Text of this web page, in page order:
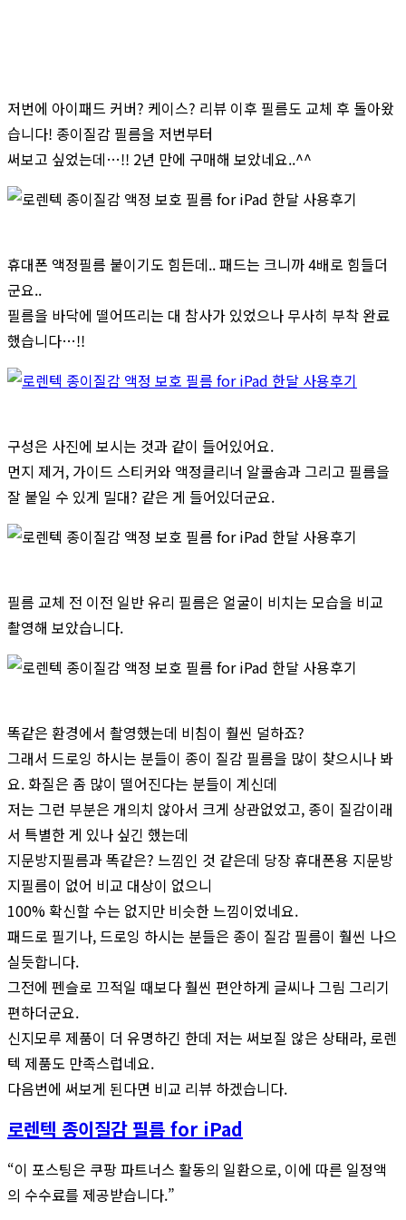
저번에 아이패드 커버? 케이스? 리뷰 이후 필름도 교체 후 돌아왔
습니다! 종이질감 필름을 저번부터
써보고 싶었는데…!! 2년 만에 구매해 보았네요..^^
휴대폰 액정필름 붙이기도 힘든데.. 패드는 크니까 4배로 힘들더
군요..
필름을 바닥에 떨어뜨리는 대 참사가 있었으나 무사히 부착 완료
했습니다…!!
구성은 사진에 보시는 것과 같이 들어있어요.
먼지 제거, 가이드 스티커와 액정클리너 알콜솜과 그리고 필름을
잘 붙일 수 있게 밀대? 같은 게 들어있더군요.
필름 교체 전 이전 일반 유리 필름은 얼굴이 비치는 모습을 비교
촬영해 보았습니다.
똑같은 환경에서 촬영했는데 비침이 훨씬 덜하죠?
그래서 드로잉 하시는 분들이 종이 질감 필름을 많이 찾으시나 봐
요. 화질은 좀 많이 떨어진다는 분들이 계신데
저는 그런 부분은 개의치 않아서 크게 상관없었고, 종이 질감이래
서 특별한 게 있나 싶긴 했는데
지문방지필름과 똑같은? 느낌인 것 같은데 당장 휴대폰용 지문방
지필름이 없어 비교 대상이 없으니
100% 확신할 수는 없지만 비슷한 느낌이었네요.
패드로 필기나, 드로잉 하시는 분들은 종이 질감 필름이 훨씬 나으
실듯합니다.
그전에 펜슬로 끄적일 때보다 훨씬 편안하게 글씨나 그림 그리기
편하더군요.
신지모루 제품이 더 유명하긴 한데 저는 써보질 않은 상태라, 로렌
텍 제품도 만족스럽네요.
다음번에 써보게 된다면 비교 리뷰 하겠습니다.
로렌텍 종이질감 필름 for iPad
“이 포스팅은 쿠팡 파트너스 활동의 일환으로, 이에 따른 일정액
의 수수료를 제공받습니다.”